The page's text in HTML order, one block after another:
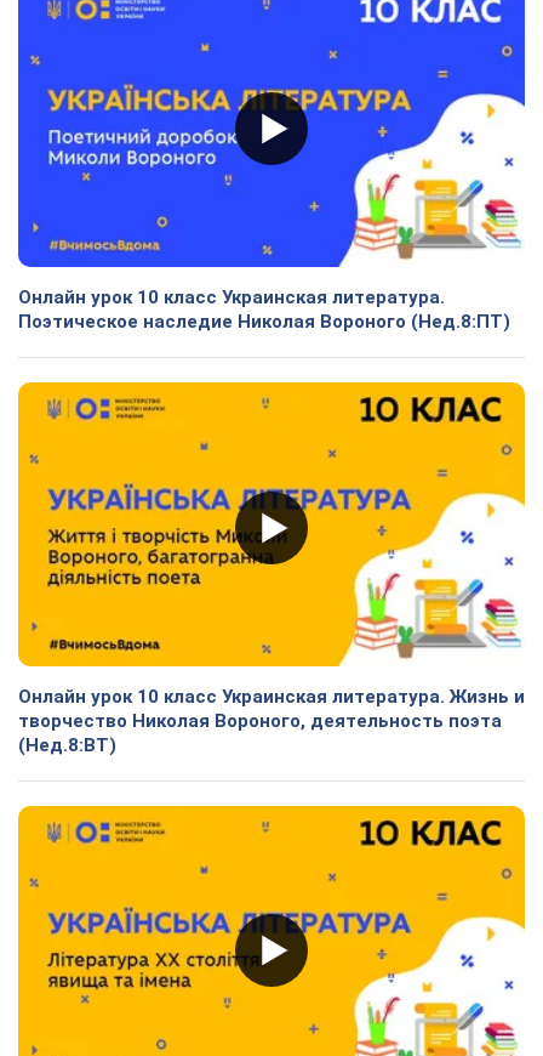
Онлайн урок 10 класс Украинская литература.
Поэтическое наследие Николая Вороного (Нед.8:ПТ)
Онлайн урок 10 класс Украинская литература. Жизнь и
творчество Николая Вороного, деятельность поэта
(Нед.8:ВТ)